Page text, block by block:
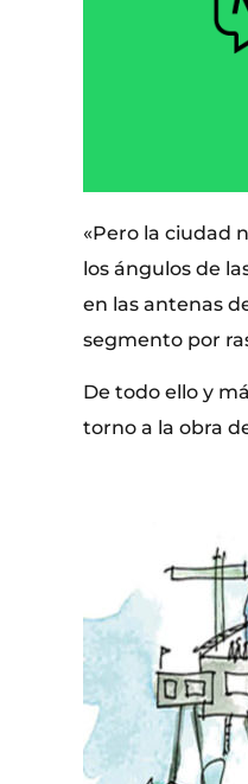
«Pero la ciudad
los ángulos de
en las antenas
segmento por
De todo ello y
torno a la obra